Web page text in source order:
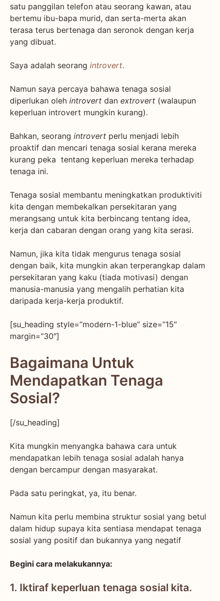
satu panggilan telefon atau seorang kawan, atau
bertemu ibu-bapa murid, dan serta-merta akan
terasa terus bertenaga dan seronok dengan kerja
yang dibuat.
Saya adalah seorang introvert.
Namun saya percaya bahawa tenaga sosial
diperlukan oleh introvert dan extrovert (walaupun
keperluan introvert mungkin kurang).
Bahkan, seorang introvert perlu menjadi lebih
proaktif dan mencari tenaga sosial kerana mereka
kurang peka tentang keperluan mereka terhadap
tenaga ini.
Tenaga sosial membantu meningkatkan produktiviti
kita dengan membekalkan persekitaran yang
merangsang untuk kita berbincang tentang idea,
kerja dan cabaran dengan orang yang kita serasi.
Namun, jika kita tidak mengurus tenaga sosial
dengan baik, kita mungkin akan terperangkap dalam
persekitaran yang kaku (tiada motivasi) dengan
manusia-manusia yang mengalih perhatian kita
daripada kerja-kerja produktif.
[su_heading style=”modern-1-blue” size=”15″
margin=”30″]
Bagaimana Untuk
Mendapatkan Tenaga
Sosial?
[/su_heading]
Kita mungkin menyangka bahawa cara untuk
mendapatkan lebih tenaga sosial adalah hanya
dengan bercampur dengan masyarakat.
Pada satu peringkat, ya, itu benar.
Namun kita perlu membina struktur sosial yang betul
dalam hidup supaya kita sentiasa mendapat tenaga
sosial yang positif dan bukannya yang negatif
Begini cara melakukannya:
1. Iktiraf keperluan tenaga sosial kita.